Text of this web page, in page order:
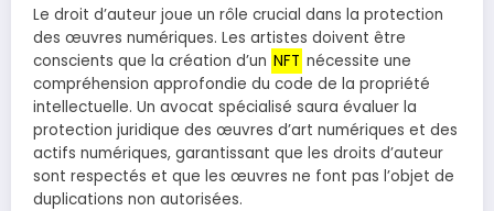
Le droit d’auteur joue un rôle crucial dans la protection
des œuvres numériques. Les artistes doivent être
conscients que la création d’un NFT nécessite une
compréhension approfondie du code de la propriété
intellectuelle. Un avocat spécialisé saura évaluer la
protection juridique des œuvres d’art numériques et des
actifs numériques, garantissant que les droits d’auteur
sont respectés et que les œuvres ne font pas l’objet de
duplications non autorisées.